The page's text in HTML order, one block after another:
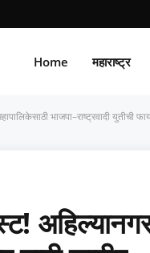
Home महाराष्ट्र
भाजपा–राष्ट्रवादी युतीची